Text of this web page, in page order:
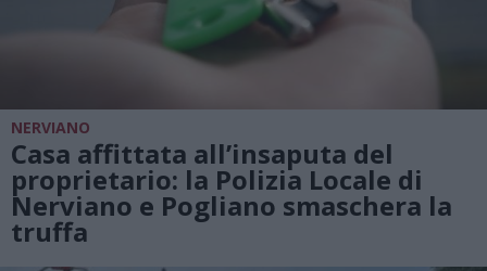
NERVIANO
Casa affittata all’insaputa del
proprietario: la Polizia Locale di
Nerviano e Pogliano smaschera la
truffa